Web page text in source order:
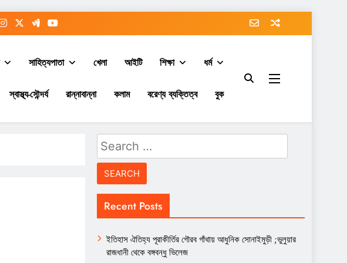
সাহিত্যপাতা খেলা আইটি শিক্ষা ধর্ম
স্বাস্থ্য-সৌন্দর্য রান্নাবান্না কলাম বরেণ্য ব্যক্তিত্ব বুক
Search
for:
Recent Posts
ইতিহাস ঐতিহ্য পূরাকীর্তির গৌরব গাঁথায় আধুনিক সোনাইমুড়ী ;ভুলুয়ার
রাজধানী থেকে বঙ্গবন্ধু ভিলেজ